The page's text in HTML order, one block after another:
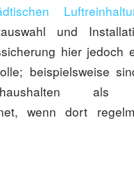
und
hier jedoch
beispielsweise
als
wenn dort